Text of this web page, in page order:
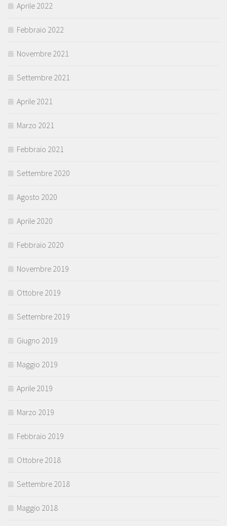
Aprile 2022
Febbraio 2022
Novembre 2021
Settembre 2021
Aprile 2021
Marzo 2021
Febbraio 2021
Settembre 2020
Agosto 2020
Aprile 2020
Febbraio 2020
Novembre 2019
Ottobre 2019
Settembre 2019
Giugno 2019
Maggio 2019
Aprile 2019
Marzo 2019
Febbraio 2019
Ottobre 2018
Settembre 2018
Maggio 2018